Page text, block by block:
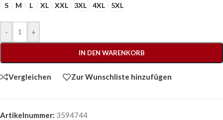
S M L XL XXL 3XL 4XL 5XL
- +
IN DEN WARENKORB
Vergleichen Zur Wunschliste hinzufügen
Artikelnummer: 3594744